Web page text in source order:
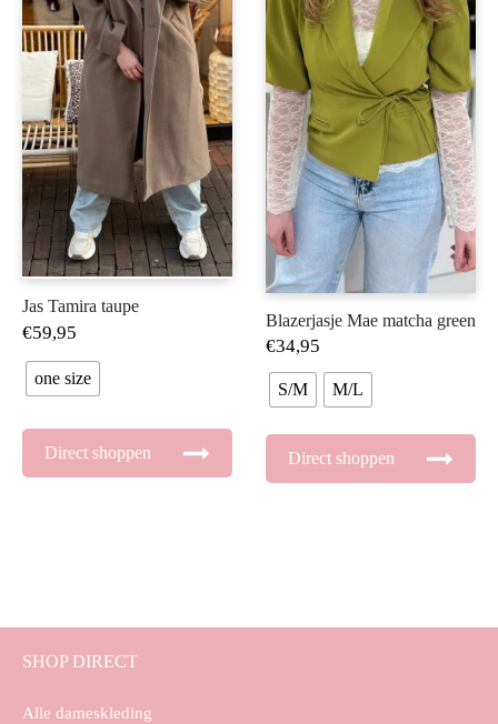
Jas Tamira taupe
€59,95
one size
Direct shoppen
Blazerjasje Mae matcha green
€34,95
S/M M/L
Direct shoppen
SHOP DIRECT
Alle dameskleding